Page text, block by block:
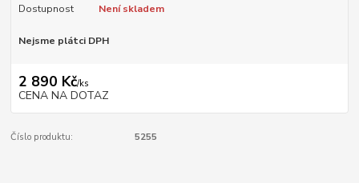
Dostupnost Není skladem
Nejsme plátci DPH
2 890 Kč/ks
CENA NA DOTAZ
Číslo produktu: 5255